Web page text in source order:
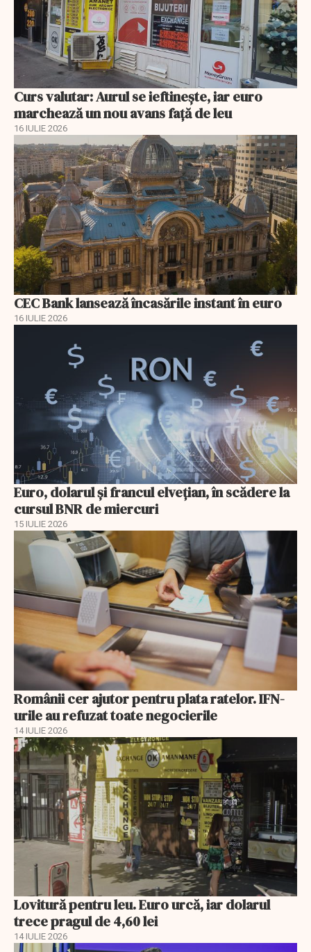
Curs valutar: Aurul se ieftinește, iar euro
marchează un nou avans faţă de leu
16 IULIE 2026
CEC Bank lansează încasările instant în euro
16 IULIE 2026
Euro, dolarul și francul elvețian, în scădere la
cursul BNR de miercuri
15 IULIE 2026
Românii cer ajutor pentru plata ratelor. IFN-
urile au refuzat toate negocierile
14 IULIE 2026
Lovitură pentru leu. Euro urcă, iar dolarul
trece pragul de 4,60 lei
14 IULIE 2026